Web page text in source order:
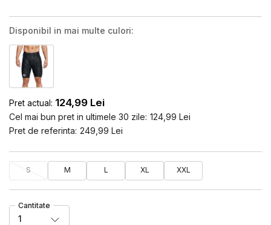
Disponibil in mai multe culori:
Pret actual: 124,99 Lei
Cel mai bun pret in ultimele 30 zile: 124,99 Lei
Pret de referinta: 249,99 Lei
S M L XL XXL
Cantitate
1